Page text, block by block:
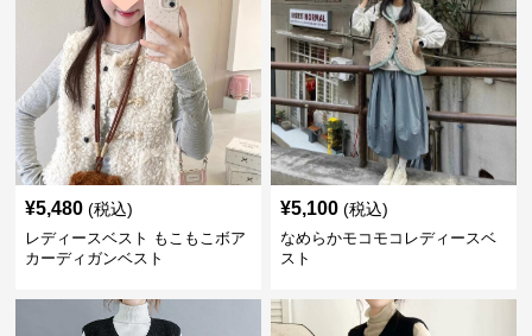
¥5,480 (税込)
レディースベスト もこもこボア
カーディガンベスト
¥5,100 (税込)
なめらかモコモコレディースベ
スト